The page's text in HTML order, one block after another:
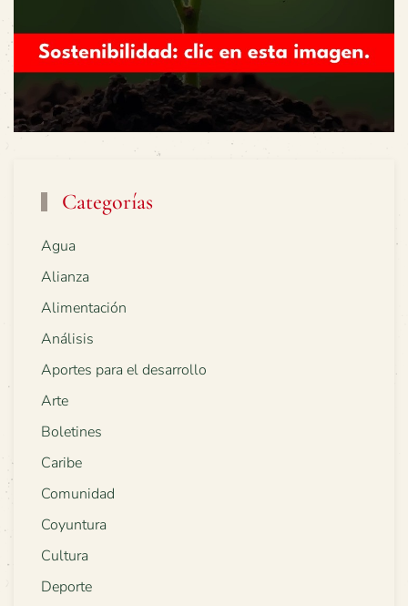
Categorías
Agua
Alianza
Alimentación
Análisis
Aportes para el desarrollo
Arte
Boletines
Caribe
Comunidad
Coyuntura
Cultura
Deporte